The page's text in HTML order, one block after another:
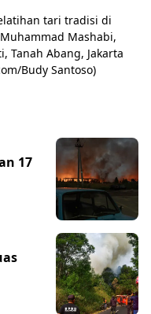
tari tradisi di
Muhammad Mashabi,
Tanah Abang, Jakarta
Budy Santoso)
17